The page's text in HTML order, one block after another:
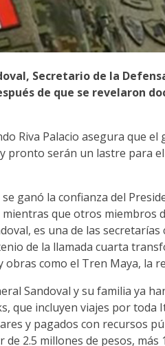
Secretario de la
de que se revelaron
Riva Palacio asegura que
pronto serán un lastre para
se ganó la confianza del
que otros miembros
es una de las
de la llamada cuarta
como el Tren Maya, la
Sandoval y su familia ya
que incluyen viajes por
y pagados con recursos
2.5 millones de pesos,